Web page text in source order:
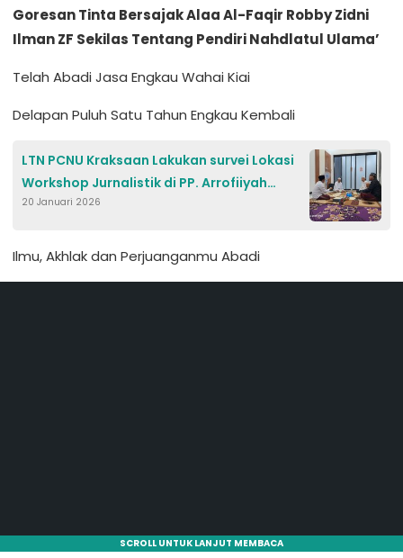
Goresan Tinta Bersajak Alaa Al-Faqir Robby Zidni
Ilman ZF Sekilas Tentang Pendiri Nahdlatul Ulama’
Telah Abadi Jasa Engkau Wahai Kiai
Delapan Puluh Satu Tahun Engkau Kembali
LTN PCNU Kraksaan Lakukan survei Lokasi
Workshop Jurnalistik di PP. Arrofiiyah
Semampir Kraksaan
20 Januari 2026
Ilmu, Akhlak dan Perjuanganmu Abadi
SCROLL UNTUK LANJUT MEMBACA